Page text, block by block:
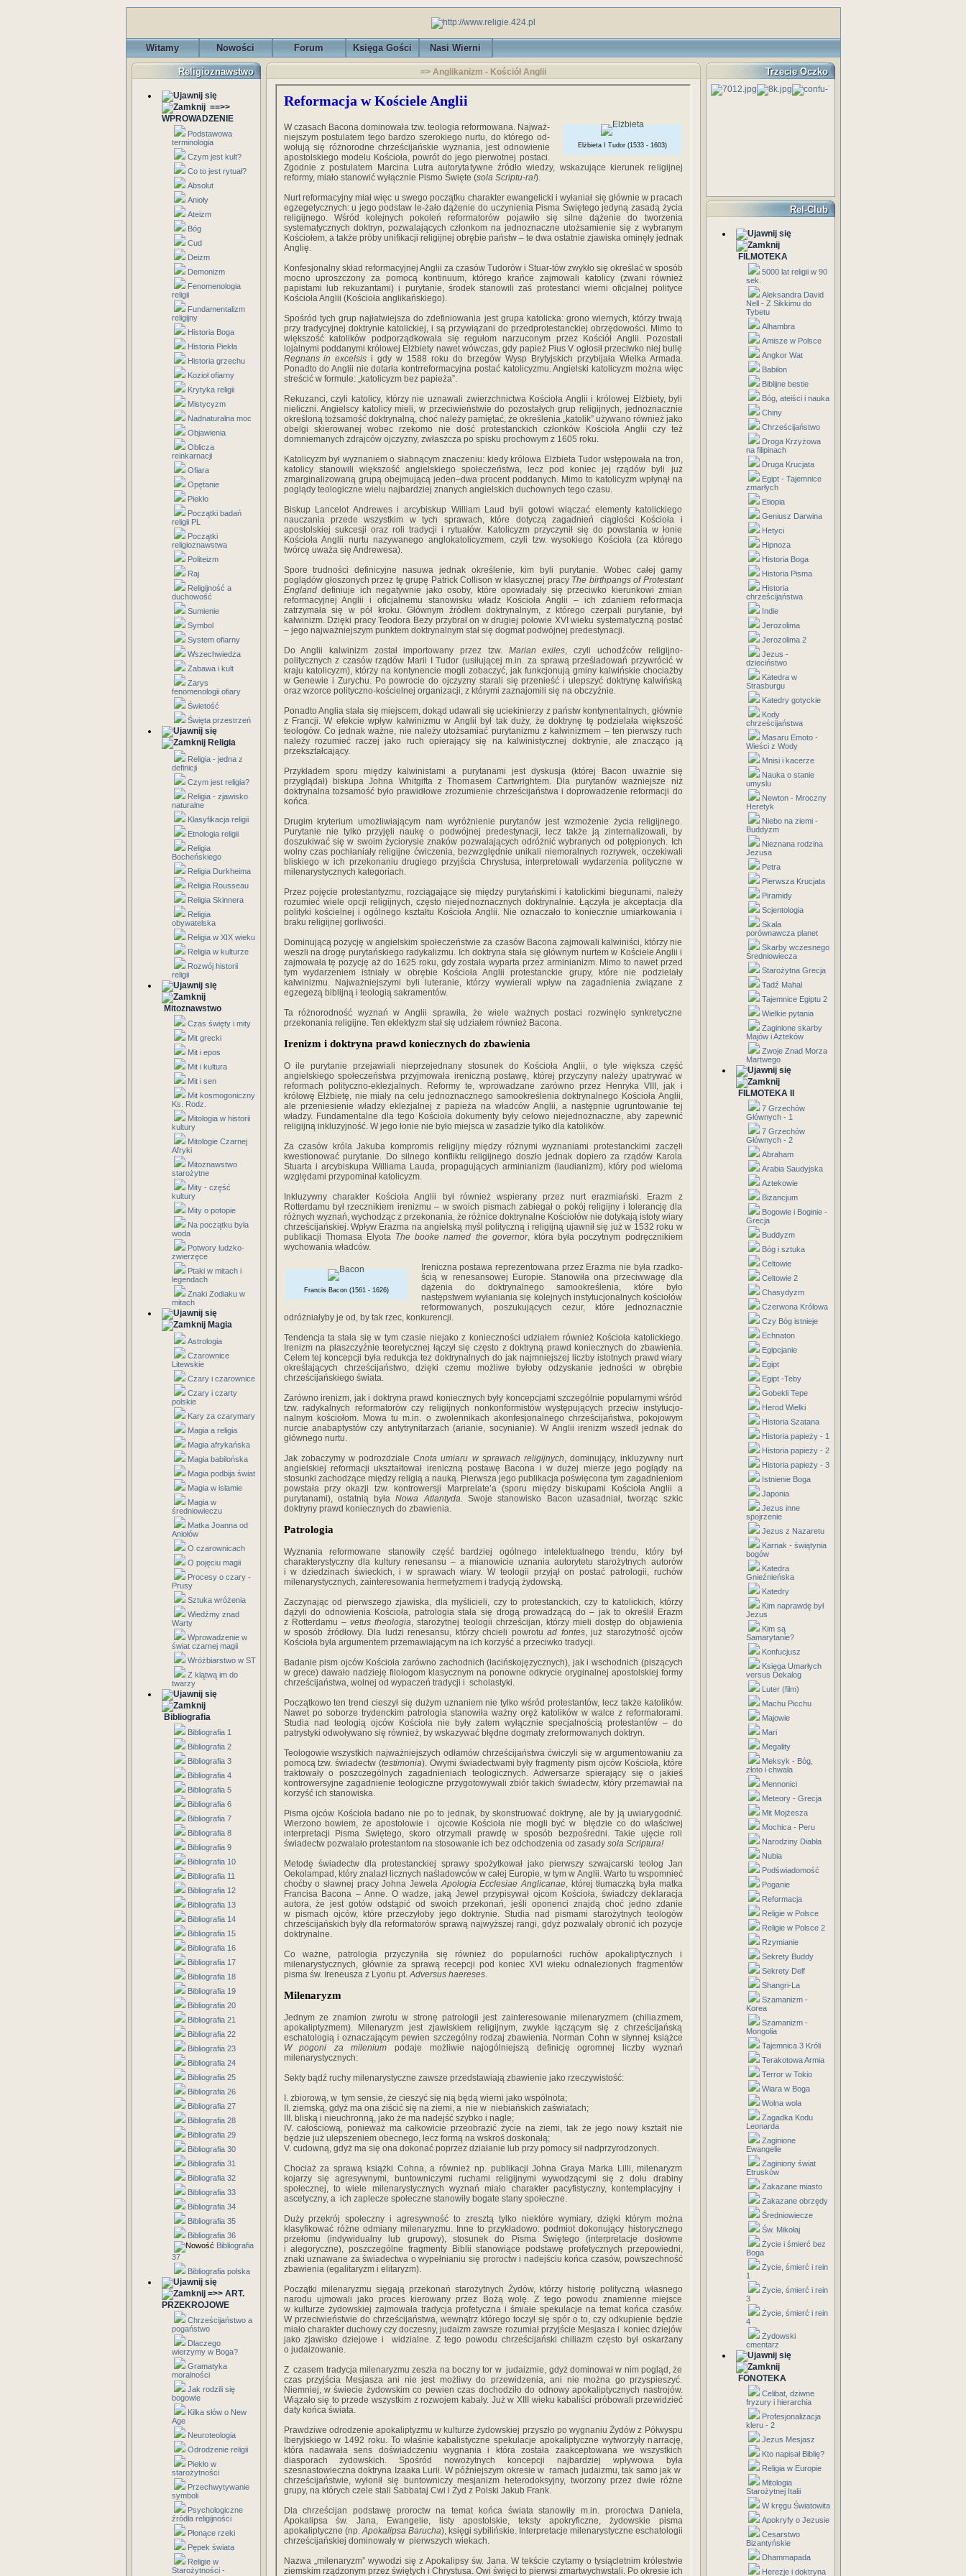
Witamy Nowości Forum Księga Gości Nasi Wierni
Religioznawstwo
==>>
WPROWADZENIE
Podstawowa
terminologia
Czym jest kult?
Co to jest rytuał?
Absolut
Anioły
Ateizm
Bóg
Cud
Deizm
Demonizm
Fenomenologia
religii
Fundamentalizm
religijny
Historia Boga
Historia Piekła
Historia grzechu
Kozioł ofiarny
Krytyka religii
Mistycyzm
Nadnaturalna moc
Objawienia
Oblicza
reinkarnacji
Ofiara
Opętanie
Piekło
Początki badań
religii PL
Początki
religioznawstwa
Politeizm
Raj
Religijność a
duchowość
Sumienie
Symbol
System ofiarny
Wszechwiedza
Zabawa i kult
Zarys
fenomenologii ofiary
Świetość
Święta przestrzeń
Religia
Religia - jedna z
definicji
Czym jest religia?
Religia - zjawisko
naturalne
Klasyfikacja religii
Etnologia religii
Religia
Bocheńskiego
Religia Durkheima
Religia Rousseau
Religia Skinnera
Religia
obywatelska
Religia w XIX wieku
Religia w kulturze
Rozwój historii
religii
Mitoznawstwo
Czas święty i mity
Mit grecki
Mit i epos
Mit i kultura
Mit i sen
Mit kosmogoniczny
Ks. Rodz.
Mitologia w historii
kultury
Mitologie Czarnej
Afryki
Mitoznawstwo
starożytne
Mity - część
kultury
Mity o potopie
Na początku była
woda
Potwory ludzko-
zwierzęce
Ptaki w mitach i
legendach
Znaki Zodiaku w
mitach
Magia
Astrologia
Czarownice
Litewskie
Czary i czarownice
Czary i czarty
polskie
Kary za czarymary
Magia a religia
Magia afrykańska
Magia babilońska
Magia podbija świat
Magia w islamie
Magia w
średniowieczu
Matka Joanna od
Aniołów
O czarownicach
O pojęciu magii
Procesy o czary -
Prusy
Sztuka wróżenia
Wiedźmy znad
Warty
Wprowadzenie w
świat czarnej magii
Wróżbiarstwo w ST
Z klątwą im do
twarzy
Bibliografia
Bibliografia 1
Bibliografia 2
Bibliografia 3
Bibliografia 4
Bibliografia 5
Bibliografia 6
Bibliografia 7
Bibliografia 8
Bibliografia 9
Bibliografia 10
Bibliografia 11
Bibliografia 12
Bibliografia 13
Bibliografia 14
Bibliografia 15
Bibliografia 16
Bibliografia 17
Bibliografia 18
Bibliografia 19
Bibliografia 20
Bibliografia 21
Bibliografia 22
Bibliografia 23
Bibliografia 24
Bibliografia 25
Bibliografia 26
Bibliografia 27
Bibliografia 28
Bibliografia 29
Bibliografia 30
Bibliografia 31
Bibliografia 32
Bibliografia 33
Bibliografia 34
Bibliografia 35
Bibliografia 36
Bibliografia
37
Bibliografia polska
=>> ART.
PRZEKROJOWE
Chrześcijaństwo a
pogaństwo
Dlaczego
wierzymy w Boga?
Gramatyka
moralności
Jak rodzili się
bogowie
Kilka słów o New
Age
Neuroteologia
Odrodzenie religii
Piekło w
starożytności
Przechwytywanie
symboli
Psychologiczne
źródła religijności
Płonące rzeki
Pępek świata
Religie w
Starożytności -
=> Anglikanizm - Kościół Anglii
Reformacja w Kościele Anglii
Elżbieta I Tudor (1533 - 1603)
W czasach Bacona dominowała tzw. teologia reformowana. Najważ-
niejszym postulatem tego bardzo szerokiego nurtu, do którego od-
wołują się różnorodne chrześcijańskie wyznania, jest odnowienie
apostolskiego modelu Kościoła, powrót do jego pierwotnej postaci.
Zgodnie z postulatem Marcina Lutra autorytatywne źródło wiedzy, wskazujące kierunek religijnej
reformy, miało stanowić wyłącznie Pismo Święte (sola Scriptu-ra!).
Nurt reformacyjny miał więc u swego początku charakter ewangelicki i wyłaniał się głównie w pracach
egzegetycznych: u jego podstaw le-żało dążenie do uczynienia Pisma Świętego jedyną zasadą życia
religijnego. Wśród kolejnych pokoleń reformatorów pojawiło się silne dążenie do tworzenia
systematycznych doktryn, pozwalających członkom na jednoznaczne utożsamienie się z wybranym
Kościołem, a także próby unifikacji religijnej obrębie państw – te dwa ostatnie zjawiska ominęły jednak
Anglię.
Konfesjonalny skład reformacyjnej Anglii za czasów Tudorów i Stuar-tów zwykło się określać w sposób
mocno uproszczony za pomocą kontinuum, którego krańce zajmowali katolicy (zwani również
papistami lub rekuzantami) i purytanie, środek stanowili zaś protestanci wierni oficjalnej polityce
Kościoła Anglii (Kościoła anglikańskiego).
Spośród tych grup najłatwiejsza do zdefiniowania jest grupa katolicka: grono wiernych, którzy trwają
przy tradycyjnej doktrynie katolickiej, i są przywiązani do przedprotestanckiej obrzędowości. Mimo to
większość katolików podporządkowała się regułom narzuconym przez Kościół Anglii. Pozostali
lojalnymi poddanymi królowej Elżbiety nawet wówczas, gdy papież Pius V ogłosił przeciwko niej bullę
Regnans in excelsis i gdy w 1588 roku do brzegów Wysp Brytyjskich przybijała Wielka Armada.
Ponadto do Anglii nie dotarła kontrreformacyjna postać katolicyzmu. Angielski katolicyzm można więc
streścić w formule: „katolicyzm bez papieża”.
Rekuzanci, czyli katolicy, którzy nie uznawali zwierzchnictwa Kościoła Anglii i królowej Elżbiety, byli
nieliczni. Angielscy katolicy mieli, w przeciwieństwie do pozostałych grup religijnych, jednoznacznie
określoną tożsamość doktrynalną, choć należy pamiętać, że określenia „katolik” używano również jako
obelgi skierowanej wobec rzekomo nie dość protestanckich członków Kościoła Anglii czy też
domniemanych zdrajców ojczyzny, zwłaszcza po spisku prochowym z 1605 roku.
Katolicyzm był wyznaniem o słabnącym znaczeniu: kiedy królowa Elżbieta Tudor wstępowała na tron,
katolicy stanowili większość angielskiego społeczeństwa, lecz pod koniec jej rządów byli już
zmarginalizowaną grupą obejmującą jeden–dwa procent poddanych. Mimo to katolicyzm wpłynął na
poglądy teologiczne wielu najbardziej znanych angielskich duchownych tego czasu.
Biskup Lancelot Andrewes i arcybiskup William Laud byli gotowi włączać elementy katolickiego
nauczania przede wszystkim w tych sprawach, które dotyczą zagadnień ciągłości Kościoła i
apostolskiej sukcesji oraz roli tradycji i rytuałów. Katolicyzm przyczynił się do powstania w łonie
Kościoła Anglii nurtu nazywanego anglokatolicyzmem, czyli tzw. wysokiego Kościoła (za którego
twórcę uważa się Andrewesa).
Spore trudności definicyjne nasuwa jednak określenie, kim byli purytanie. Wobec całej gamy
poglądów głoszonych przez tę grupę Patrick Collison w klasycznej pracy The birthpangs of Protestant
Englanddefiniuje ich negatywnie jako osoby, które opowiadały się przeciwko kierunkowi zmian
reformacyjnej Anglii i oficjalnemu stanowisku władz Kościoła Anglii – ich zdaniem reformacja
zatrzymała się w pół kroku. Głównym źródłem doktrynalnym, z którego czerpali purytanie, był
kalwinizm. Dzięki pracy Teodora Bezy przybrał on w drugiej połowie XVI wieku systematyczną postać
– jego najważniejszym punktem doktrynalnym stał się dogmat podwójnej predestynacji.
Do Anglii kalwinizm został importowany przez tzw. Marian exiles, czyli uchodźców religijno-
politycznych z czasów rządów Marii I Tudor (usiłującej m.in. za sprawą prześladowań przywrócić w
kraju katolicyzm), którzy na kontynencie mogli zobaczyć, jak funkcjonują gminy kalwińskie chociażby
w Genewie i Zurychu. Po powrocie do ojczyzny starali się przenieść i ulepszyć doktrynę kalwińską
oraz wzorce polityczno-kościelnej organizacji, z którymi zaznajomili się na obczyźnie.
Ponadto Anglia stała się miejscem, dokąd udawali się uciekinierzy z państw kontynentalnych, głównie
z Francji. W efekcie wpływ kalwinizmu w Anglii był tak duży, że doktrynę tę podzielała większość
teologów. Co jednak ważne, nie należy utożsamiać purytanizmu z kalwinizmem – ten pierwszy ruch
należy rozumieć raczej jako ruch opierający się na kalwinistycznej doktrynie, ale znacząco ją
przekształcający.
Przykładem sporu między kalwinistami a purytanami jest dyskusja (której Bacon uważnie się
przyglądał) biskupa Johna Whitgifta z Thomasem Cartwrightem. Dla purytanów ważniejsze niż
doktrynalna tożsamość było prawidłowe zrozumienie chrześcijaństwa i doprowadzenie reformacji do
końca.
Drugim kryterium umożliwiającym nam wyróżnienie purytanów jest wzmożenie życia religijnego.
Purytanie nie tylko przyjęli naukę o podwójnej predestynacji, lecz także ją zinternalizowali, by
doszukiwać się w swoim życiorysie znaków pozwalających odróżnić wybranych od potępionych. Ich
wolny czas pochłaniały religijne ćwiczenia, bezwzględnie unikali niemoralnych rozrywek, oczekiwali
bliskiego w ich przekonaniu drugiego przyjścia Chrystusa, interpretowali wydarzenia polityczne w
milenarystycznych kategoriach.
Przez pojęcie protestantyzmu, rozciągające się między purytańskimi i katolickimi biegunami, należy
rozumieć wiele opcji religijnych, często niejednoznacznych doktrynalnie. Łączyła je akceptacja dla
polityki kościelnej i ogólnego kształtu Kościoła Anglii. Nie oznaczało to koniecznie umiarkowania i
braku religijnej gorliwości.
Dominującą pozycję w angielskim społeczeństwie za czasów Bacona zajmowali kalwiniści, którzy nie
weszli na drogę purytańskiego radykalizmu. Ich doktryna stała się głównym nurtem w Kościele Anglii i
zajmowała tę pozycję aż do 1625 roku, gdy została wyparta przez arminianizm. Mimo to nawet przed
tym wydarzeniem istniały w obrębie Kościoła Anglii protestanckie grupy, które nie podzielały
kalwinizmu. Najważniejszymi byli luteranie, którzy wywierali wpływ na zagadnienia związane z
egzegezą biblijną i teologią sakramentów.
Ta różnorodność wyznań w Anglii sprawiła, że wiele ważnych postaci rozwinęło synkretyczne
przekonania religijne. Ten eklektyzm stał się udziałem również Bacona.
Irenizm i doktryna prawd koniecznych do zbawienia
O ile purytanie przejawiali nieprzejednany stosunek do Kościoła Anglii, o tyle większa część
angielskiego społeczeństwa przyjmowała ireniczną postawę, której przyczyny należy upatrywać w
reformach polityczno-eklezjalnych. Reformy te, wprowadzane zarówno przez Henryka VIII, jak i
królowę Elżbietę, nie miały na celu jednoznacznego samookreślenia doktrynalnego Kościoła Anglii,
ale przeniesienie władzy eklezjalnej z papieża na władców Anglii, a następnie ugruntowanie tej
władzy. Fundamentalne dla tego Kościoła dokumenty były celowo niejednoznaczne, aby zapewnić
religijną inkluzyjność. W jego łonie nie było miejsca w zasadzie tylko dla katolików.
Za czasów króla Jakuba kompromis religijny między różnymi wyznaniami protestanckimi zaczęli
kwestionować purytanie. Do silnego konfliktu religijnego doszło jednak dopiero za rządów Karola
Stuarta i arcybiskupa Williama Lauda, propagujących arminianizm (laudianizm), który pod wieloma
względami przypominał katolicyzm.
Inkluzywny charakter Kościoła Anglii był również wspierany przez nurt erazmiański. Erazm z
Rotterdamu był rzecznikiem irenizmu – w swoich pismach zabiegał o pokój religijny i tolerancję dla
różnych wyznań, wychodząc z przekonania, że różnice doktrynalne Kościołów nie dotykają istoty wiary
chrześcijańskiej. Wpływ Erazma na angielską myśl polityczną i religijną ujawnił się już w 1532 roku w
publikacji Thomasa Elyota The booke named the governor, która była poczytnym podręcznikiem
wychowania władców.
Francis Bacon (1561 - 1626)
Ireniczna postawa reprezentowana przez Erazma nie była rzadko-
ścią w renesansowej Europie. Stanowiła ona przeciwwagę dla
dążenia do doktrynalnego samookreślenia, które było
następstwem wyłaniania się kolejnych instytucjonalnych kościołów
reformowanych, poszukujących cezur, które jednoznacznie
odróżniałyby je od, by tak rzec, konkurencji.
Tendencja ta stała się w tym czasie niejako z konieczności udziałem również Kościoła katolickiego.
Irenizm na płaszczyźnie teoretycznej łączył się często z doktryną prawd koniecznych do zbawienia.
Celem tej koncepcji była redukcja tez doktrynalnych do jak najmniejszej liczby istotnych prawd wiary
określających chrześcijaństwo, dzięki czemu możliwe byłoby odzyskanie jedności w obrębie
chrześcijańskiego świata.
Zarówno irenizm, jak i doktryna prawd koniecznych były koncepcjami szczególnie popularnymi wśród
tzw. radykalnych reformatorów czy religijnych nonkonformistów występujących przeciw instytucjo-
nalnym kościołom. Mowa tu m.in. o zwolennikach akonfesjonalnego chrześcijaństwa, pokojowym
nurcie anabaptystów czy antytrynitarzach (arianie, socynianie). W Anglii irenizm wszedł jednak do
głównego nurtu.
Jak zobaczymy w podrozdzialeCnota umiaru w sprawach religijnych, dominujący, inkluzywny nurt
angielskiej reformacji ukształtował ireniczną postawę Bacona i w dużej mierze jego poglądy na
stosunki zachodzące między religią a nauką. Pierwsza jego publikacja poświęcona tym zagadnieniom
powstała przy okazji tzw. kontrowersji Marprelate’a (sporu między biskupami Kościoła Anglii a
purytanami), ostatnią byłaNowa Atlantyda. Swoje stanowisko Bacon uzasadniał, tworząc szkic
doktryny prawd koniecznych do zbawienia.
Patrologia
Wyznania reformowane stanowiły część bardziej ogólnego intelektualnego trendu, który był
charakterystyczny dla kultury renesansu – a mianowicie uznania autorytetu starożytnych autorów
i w dziedzinach świeckich, i w sprawach wiary. W teologii przyjął on postać patrologii, ruchów
milenarystycznych, zainteresowania hermetyzmem i tradycją żydowską.
Zaczynając od pierwszego zjawiska, dla myślicieli, czy to protestanckich, czy to katolickich, którzy
dążyli do odnowienia Kościoła, patrologia stała się drogą prowadzącą do – jak to określił Erazm
z Rotterdamu – vetus theologia, starożytnej teologii chrześcijan, którzy mieli dostęp do objawienia
w sposób źródłowy. Dla ludzi renesansu, którzy chcieli powrotuad fontes, już starożytność ojców
Kościoła była argumentem przemawiającym na ich korzyść a przeciwko tradycji.
Badanie pism ojców Kościoła zarówno zachodnich (łacińskojęzycznych), jak i wschodnich (piszących
w grece) dawało nadzieję filologom klasycznym na ponowne odkrycie oryginalnej apostolskiej formy
chrześcijaństwa, wolnej od wypaczeń tradycji i scholastyki.
Początkowo ten trend cieszył się dużym uznaniem nie tylko wśród protestantów, lecz także katolików.
Nawet po soborze trydenckim patrologia stanowiła ważny oręż katolików w walce z reformatorami.
Studia nad teologią ojców Kościoła nie były zatem wyłącznie specjalnością protestantów – do
patrystyki odwoływano się również, by wskazywać błędne dogmaty zreformowanych doktryn.
Teologowie wszystkich najważniejszych odłamów chrześcijaństwa ćwiczyli się w argumentowaniu za
pomocą tzw. świadectw (testimonia). Owymi świadectwami były fragmenty pism ojców Kościoła, które
traktowały o poszczególnych zagadnieniach teologicznych. Adwersarze spierający się o jakieś
kontrowersyjne zagadnienie teologiczne przygotowywali zbiór takich świadectw, który przemawiał na
korzyść ich stanowiska.
Pisma ojców Kościoła badano nie po to jednak, by skonstruować doktrynę, ale by ją uwiarygodnić.
Wierzono bowiem, że apostołowie i ojcowie Kościoła nie mogli być w błędzie co do właściwej
interpretacji Pisma Świętego, skoro otrzymali prawdę w sposób bezpośredni. Takie ujęcie roli
świadectw pozwalało protestantom na stosowanie ich bez odchodzenia od zasady sola Scriptura!
Metodę świadectw dla protestanckiej sprawy spożytkował jako pierwszy szwajcarski teolog Jan
Oekolampad, który znalazł licznych naśladowców w całej Europie, w tym w Anglii. Warto tu wspomnieć
choćby o sławnej pracy Johna JewelaApologia Ecclesiae Anglicanae, której tłumaczką była matka
Francisa Bacona – Anne. O wadze, jaką Jewel przypisywał ojcom Kościoła, świadczy deklaracja
autora, że jest gotów odstąpić od swoich przekonań, jeśli oponenci znajdą choć jedno zdanie
w pismach ojców, które przeczyłoby jego doktrynie. Studia nad pismami starożytnych teologów
chrześcijańskich były dla reformatorów sprawą najwyższej rangi, gdyż pozwalały obronić ich pozycje
doktrynalne.
Co ważne, patrologia przyczyniła się również do popularności ruchów apokaliptycznych i
milenarystycznych, głównie za sprawą recepcji pod koniec XVI wieku odnalezionych fragmentów
pisma św. Ireneusza z Lyonu pt.Adversus haereses.
Milenaryzm
Jednym ze znamion zwrotu w stronę patrologii jest zainteresowanie milenaryzmem (chiliazmem,
apokaliptyzmem). Milenaryzm jest zjawiskiem religijnym, zwykle łączącym się z chrześcijańską
eschatologią i oznaczającym pewien szczególny rodzaj zbawienia. Norman Cohn w słynnej książce
W pogoni za milenium podaje możliwie najogólniejszą definicję ogromnej liczby wyznań
milenarystycznych:
Sekty bądź ruchy milenarystyczne zawsze przedstawiają zbawienie jako rzeczywistość:
I. zbiorową, w tym sensie, że cieszyć się nią będą wierni jako wspólnota;
II. ziemską, gdyż ma ona ziścić się na ziemi, a nie w niebiańskich zaświatach;
III. bliską i nieuchronną, jako że ma nadejść szybko i nagle;
IV. całościową, ponieważ ma całkowicie przeobrazić życie na ziemi, tak że jego nowy kształt nie
będzie już ulepszeniem obecnego, lecz formą na wskroś doskonałą;
V. cudowną, gdyż ma się ona dokonać poprzez działanie lub przy pomocy sił nadprzyrodzonych.
Chociaż za sprawą książki Cohna, a również np. publikacji Johna Graya Marka Lilli, milenaryzm
kojarzy się agresywnymi, buntowniczymi ruchami religijnymi wywodzącymi się z dołu drabiny
społecznej, to wiele milenarystycznych wyznań miało charakter pacyfistyczny, kontemplacyjny i
ascetyczny, a ich zaplecze społeczne stanowiły bogate stany społeczne.
Duży przekrój społeczny i agresywność to zresztą tylko niektóre wymiary, dzięki którym można
klasyfikować różne odmiany milenaryzmu. Inne to przykładowo: podmiot dokonujący historycznego
przełomu (indywidualny lub grupowy), stosunek do Pisma Świętego (interpretacje dosłowne
i alegoryczne), poszczególne fragmenty Biblii stanowiące podstawę profetycznych przepowiedni,
znaki uznawane za świadectwa o wypełnianiu się proroctw i nadejściu końca czasów, powszechność
zbawienia (egalitaryzm i elitaryzm).
Początki milenaryzmu sięgają przekonań starożytnych Żydów, którzy historię polityczną własnego
narodu ujmowali jako proces kierowany przez Bożą wolę. Z tego powodu znamienne miejsce
w kulturze żydowskiej zajmowała tradycja profetyczna i śmiałe spekulacje na temat końca czasów.
W przeciwieństwie do chrześcijaństwa, wewnątrz którego toczył się spór o to, czy odkupienie będzie
miało charakter duchowy czy doczesny, judaizm zawsze rozumiał przyjście Mesjasza i koniec dziejów
jako zjawisko dziejowe i widzialne. Z tego powodu chrześcijański chiliazm często był oskarżany
o judaizowanie.
Z czasem tradycja milenaryzmu zeszła na boczny tor w judaizmie, gdyż dominował w nim pogląd, że
czas przyjścia Mesjasza ani nie jest możliwy do przewidzenia, ani nie można go przyspieszyć.
Niemniej, w świecie żydowskim co pewien czas dochodziło do odnowy apokaliptycznych nastrojów.
Wiązało się to przede wszystkim z rozwojem kabały. Już w XIII wieku kabaliści próbowali przewidzieć
daty końca świata.
Prawdziwe odrodzenie apokaliptyzmu w kulturze żydowskiej przyszło po wygnaniu Żydów z Półwyspu
Iberyjskiego w 1492 roku. To właśnie kabalistyczne spekulacje apokaliptyczne wytworzyły narrację,
która nadawała sens doświadczeniu wygnania i która została zaakceptowana we wszystkich
diasporach żydowskich. Spośród nowożytnych koncepcji najbardziej wpływowa była
szesnastowieczna doktryna Izaaka Lurii. W późniejszym okresie w ramach judaizmu, tak samo jak w
chrześcijaństwie, wyłonił się buntowniczy mesjanizm heterodoksyjny, tworzony przez dwie różne
grupy, na których czele stali Sabbataj Cwi i Żyd z Polski Jakub Frank.
Dla chrześcijan podstawę proroctw na temat końca świata stanowiły m.in. proroctwa Daniela,
Apokalipsa św. Jana, Ewangelie, listy apostolskie, teksty apokryficzne, żydowskie pisma
apokaliptyczne (np.Apokalipsa Barucha), księgi sybilińskie. Interpretacje milenarystyczne eschatologii
chrześcijańskiej dominowały w pierwszych wiekach.
Nazwa „milenaryzm” wywodzi się z Apokalipsy św. Jana. W tekście czytamy o tysiącletnim królestwie
ziemskim rządzonym przez świętych i Chrystusa. Owi święci to pierwsi zmartwychwstali. Po okresie ich
Trzecie Oczko
Rel-Club
FILMOTEKA
5000 lat religii w 90
sek.
Aleksandra David
Nell - Z Sikkimu do
Tybetu
Alhambra
Amisze w Polsce
Angkor Wat
Babilon
Biblijne bestie
Bóg, ateiści i nauka
Chiny
Chrześcijaństwo
Droga Krzyżowa
na filipinach
Druga Krucjata
Egipt - Tajemnice
zmarłych
Etiopia
Geniusz Darwina
Hetyci
Hipnoza
Historia Boga
Historia Pisma
Historia
chrześcijaństwa
Indie
Jerozolima
Jerozolima 2
Jezus -
dzieciństwo
Katedra w
Strasburgu
Katedry gotyckie
Kody
chrześcijaństwa
Masaru Emoto -
Wieści z Wody
Mnisi i kacerze
Nauka o stanie
umyslu
Newton - Mroczny
Heretyk
Niebo na ziemi -
Buddyzm
Nieznana rodzina
Jezusa
Petra
Pierwsza Krucjata
Piramidy
Scjentologia
Skala
porównawcza planet
Skarby wczesnego
Średniowiecza
Starożytna Grecja
Tadź Mahal
Tajemnice Egiptu 2
Wielkie pytania
Zaginione skarby
Majów i Azteków
Zwoje Znad Morza
Martwego
FILMOTEKA II
7 Grzechów
Głównych - 1
7 Grzechów
Głównych - 2
Abraham
Arabia Saudyjska
Aztekowie
Bizancjum
Bogowie i Boginie -
Grecja
Buddyzm
Bóg i sztuka
Celtowie
Celtowie 2
Chasydyzm
Czerwona Królowa
Czy Bóg istnieje
Echnaton
Egipcjanie
Egipt
Egipt -Teby
Gobekli Tepe
Herod Wielki
Historia Szatana
Historia papieży - 1
Historia papieży - 2
Historia papieży - 3
Istnienie Boga
Japonia
Jezus inne
spojrzenie
Jezus z Nazaretu
Karnak - świątynia
bogów
Katedra
Gnieźnieńska
Katedry
Kim naprawdę był
Jezus
Kim są
Samarytanie?
Konfucjusz
Księga Umarłych
versus Dekalog
Luter (film)
Machu Picchu
Majowie
Mari
Megality
Meksyk - Bóg,
złoto i chwała
Mennonici
Meteory - Grecja
Mit Mojżesza
Mochica - Peru
Narodziny Diabła
Nubia
Podświadomość
Poganie
Reformacja
Religie w Polsce
Religie w Polsce 2
Rzymianie
Sekrety Buddy
Sekrety Delf
Shangri-La
Szamanizm -
Korea
Szamanizm -
Mongolia
Tajemnica 3 Króli
Terakotowa Armia
Terror w Tokio
Wiara w Boga
Wolna wola
Zagadka Kodu
Leonarda
Zaginione
Ewangelie
Zaginiony świat
Etrusków
Zakazane miasto
Zakazane obrzędy
Średniowiecze
Św. Mikołaj
Życie i śmierć bez
Boga
Życie, śmierć i rein
1
Życie, śmierć i rein
3
Życie, śmierć i rein
4
Żydowski
cmentarz
FONOTEKA
Celibat, dziwne
fryzury i hierarchia
Profesjonalizacja
kleru - 2
Jezus Mesjasz
Kto napisał Biblię?
Religia w Europie
Mitologia
Starożytnej Italii
W kręgu Światowita
Apokryfy o Jezusie
Cesarstwo
Bizantyńskie
Dhammapada
Herezje i doktryna